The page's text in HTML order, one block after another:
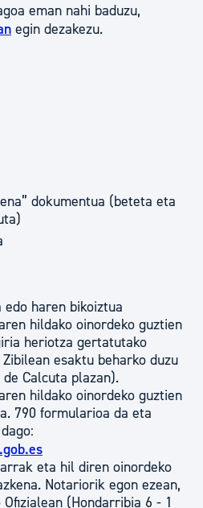
eman nahi baduzu,
egin dezakezu.
dokumentua (beteta eta
haren bikoiztua
hildako oinordeko guztien
heriotza gertatutako
esaktu beharko duzu
Calcuta plazan).
hildako oinordeko guztien
790 formularioa da eta
eta hil diren oinordeko
Notariorik egon ezean,
(Hondarribia 6 - 1